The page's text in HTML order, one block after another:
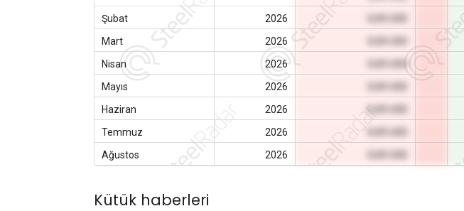
Şubat
2026
Mart
2026
Nisan
2026
Mayıs
2026
Haziran
2026 0,00 USD
Temmuz
2026
Ağustos
2026
Kütük haberleri